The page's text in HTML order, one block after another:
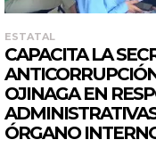
ESTATAL
CAPACITA LA
OJINAGA EN
ÓRGANO